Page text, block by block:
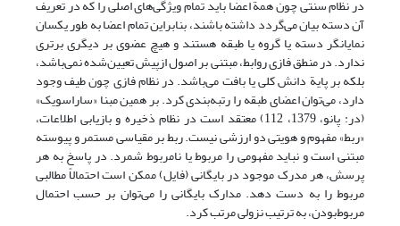
در نظام سنتی چون همة اعضا باید تمام ویژگی‌های اصلی را که در تعریف
آن دسته بیان می‌گردد داشته باشند، بنابراین تمام اعضا به طور یکسان
نمایانگر دسته یا گروه یا طبقه هستند و هیچ عضوی بر دیگری برتری
ندارد. در منطق فازی روابط، مبتنی بر اصول ازپیش تعیین‌شده نمی‌باشد،
بلکه بر پایة دانش کلی یا بافت می‌باشد. در نظام فازی چون طیف وجود
دارد، می‌توان اعضای طبقه را رتبه‌بندی کرد. بر همین مبنا «ساراسویک»
(در: پانو، 1379، 112) معتقد است در نظام ذخیره و بازیابی اطلاعات،
«ربط» مفهوم و هویتی دو ارزشی نیست. ربط بر مقیاسی مستمر و پیوسته
مبتنی است و نباید مفهومی را مربوط یا نامربوط شمرد. در پاسخ به هر
پرسش، هر مدرک موجود در بایگانی (فایل) ممکن است احتمالاً مطالبی
مربوط را به دست دهد. مدارک بایگانی را می‌توان بر حسب احتمال
مربوط‌بودن، به ترتیب نزولی مرتب کرد.